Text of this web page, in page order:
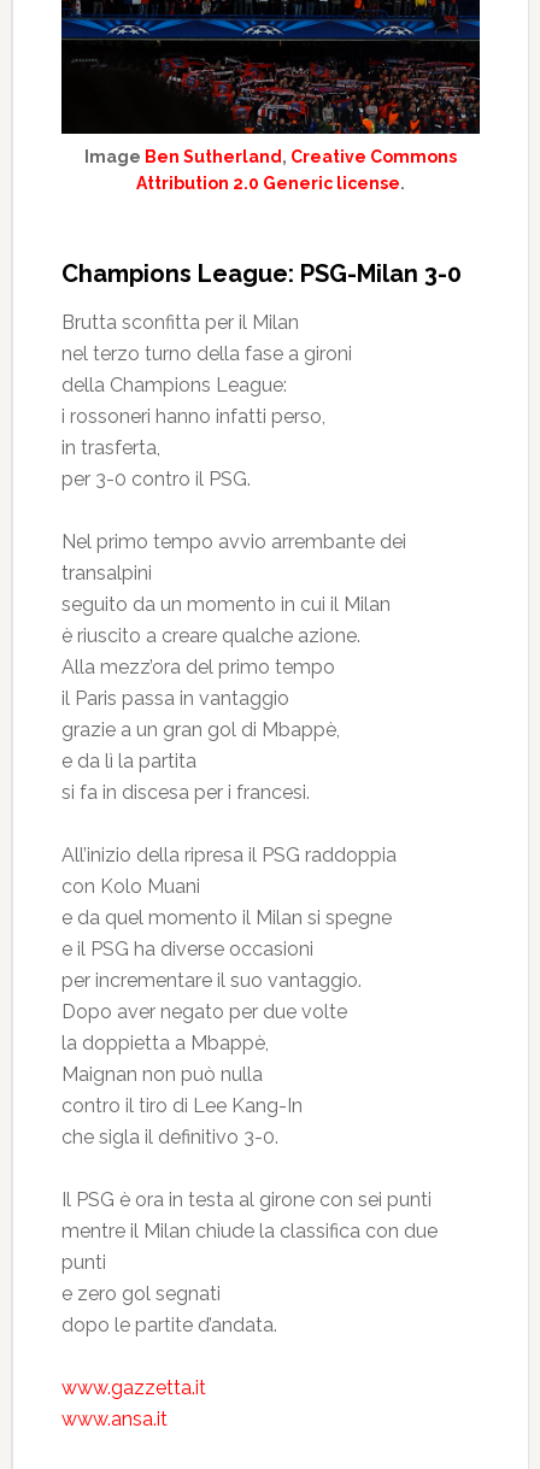
Image Ben Sutherland, Creative Commons
Attribution 2.0 Generic license.
Champions League: PSG-Milan 3-0
Brutta sconfitta per il Milan
nel terzo turno della fase a gironi
della Champions League:
i rossoneri hanno infatti perso,
in trasferta,
per 3-0 contro il PSG.
Nel primo tempo avvio arrembante dei
transalpini
seguito da un momento in cui il Milan
è riuscito a creare qualche azione.
Alla mezz’ora del primo tempo
il Paris passa in vantaggio
grazie a un gran gol di Mbappè,
e da lì la partita
si fa in discesa per i francesi.
All’inizio della ripresa il PSG raddoppia
con Kolo Muani
e da quel momento il Milan si spegne
e il PSG ha diverse occasioni
per incrementare il suo vantaggio.
Dopo aver negato per due volte
la doppietta a Mbappè,
Maignan non può nulla
contro il tiro di Lee Kang-In
che sigla il definitivo 3-0.
Il PSG è ora in testa al girone con sei punti
mentre il Milan chiude la classifica con due
punti
e zero gol segnati
dopo le partite d’andata.
www.gazzetta.it
www.ansa.it